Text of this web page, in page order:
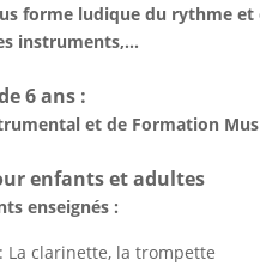
forme ludique du rythme et
instruments,...
6 ans :
et de Formation
enfants et adultes
enseignés :
La clarinette, la trompette